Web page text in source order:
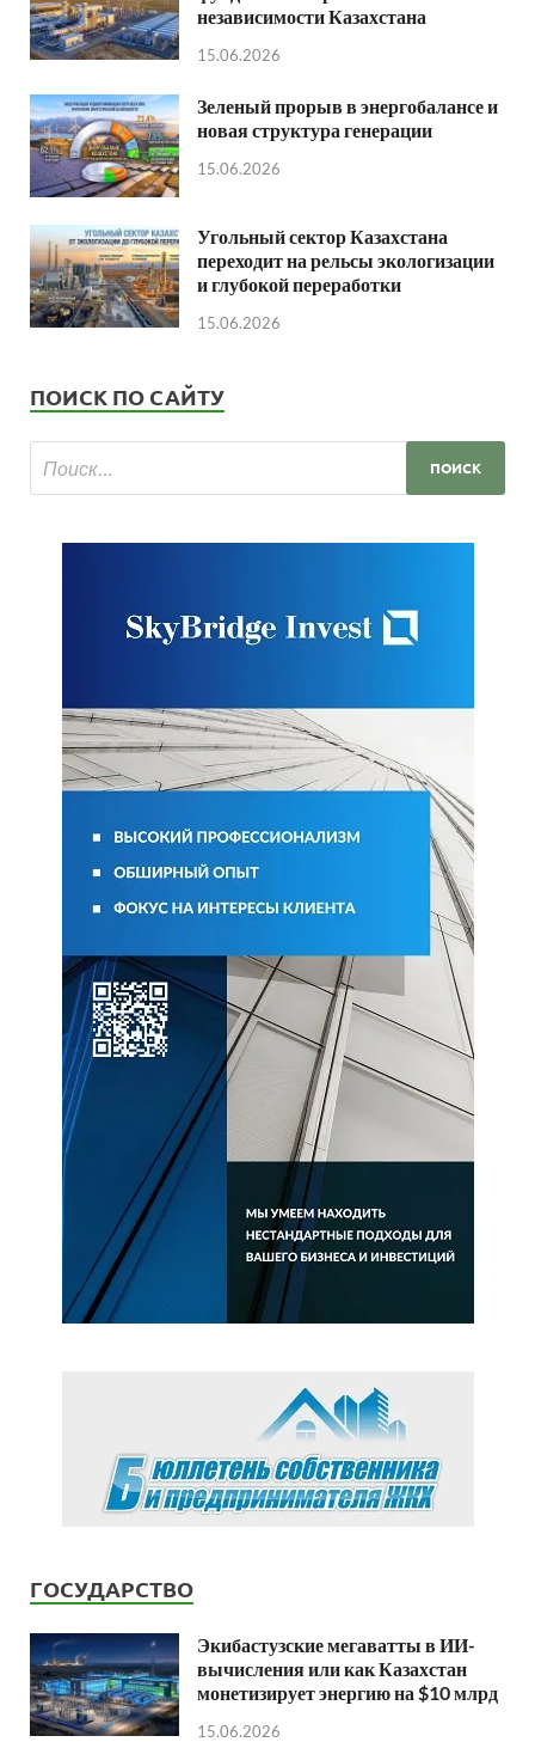
независимости Казахстана
15.06.2026
Зеленый прорыв в энергобалансе и
новая структура генерации
15.06.2026
Угольный сектор Казахстана
переходит на рельсы экологизации
и глубокой переработки
15.06.2026
ПОИСК ПО САЙТУ
ГОСУДАРСТВО
Экибастузские мегаватты в ИИ-
вычисления или как Казахстан
монетизирует энергию на $10 млрд
15.06.2026